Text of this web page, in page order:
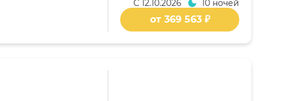
С 12.10.2026 10 ночей
от 369 563 ₽